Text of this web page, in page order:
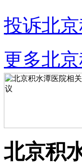
投诉北
更多北
北京积